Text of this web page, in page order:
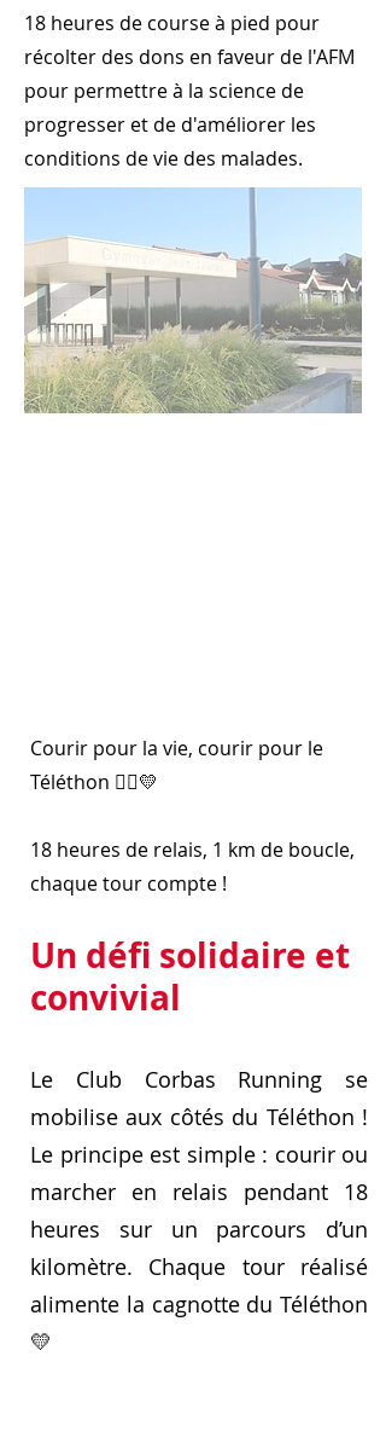
18 heures de course à pied pour
récolter des dons en faveur de l'AFM
pour permettre à la science de
progresser et de d'améliorer les
conditions de vie des malades.
Courir pour la vie, courir pour le
Téléthon 🏃‍♀️💛
18 heures de relais, 1 km de boucle,
chaque tour compte !
Un défi solidaire et
convivial
Le Club Corbas Running se
mobilise aux côtés du Téléthon !
Le principe est simple : courir ou
marcher en relais pendant 18
heures sur un parcours d’un
kilomètre. Chaque tour réalisé
alimente la cagnotte du Téléthon
💛